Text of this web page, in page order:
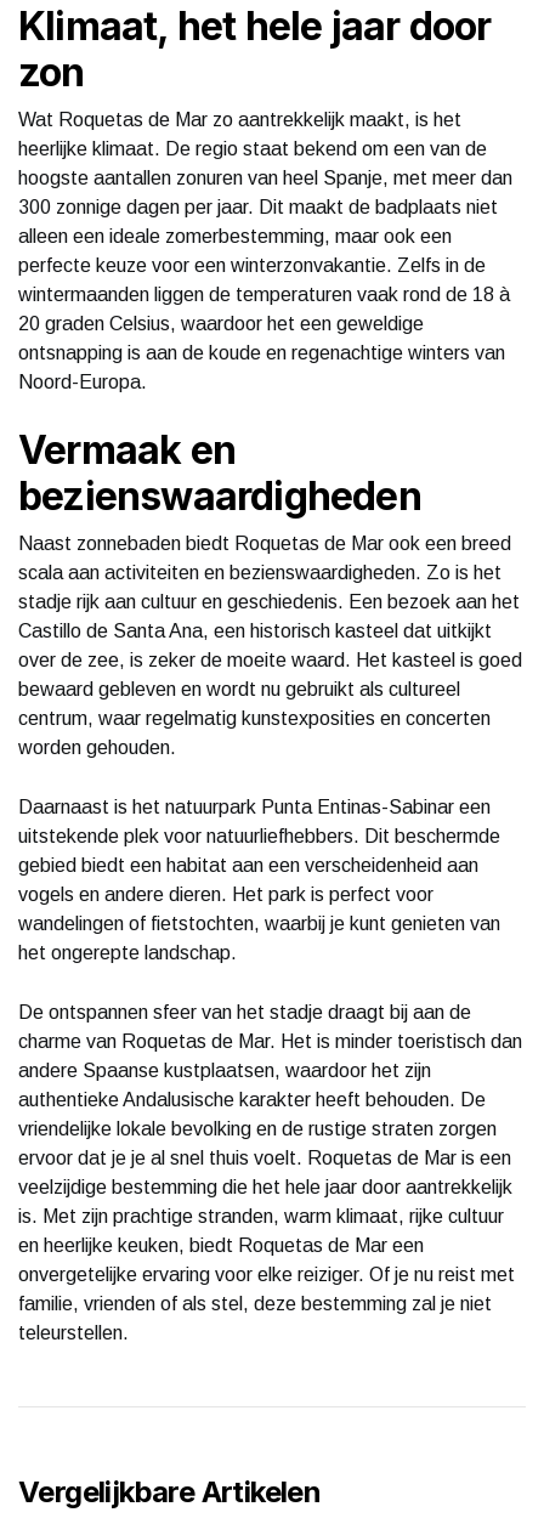
Klimaat, het hele jaar door
zon
Wat Roquetas de Mar zo aantrekkelijk maakt, is het
heerlijke klimaat. De regio staat bekend om een van de
hoogste aantallen zonuren van heel Spanje, met meer dan
300 zonnige dagen per jaar. Dit maakt de badplaats niet
alleen een ideale zomerbestemming, maar ook een
perfecte keuze voor een winterzonvakantie. Zelfs in de
wintermaanden liggen de temperaturen vaak rond de 18 à
20 graden Celsius, waardoor het een geweldige
ontsnapping is aan de koude en regenachtige winters van
Noord-Europa.
Vermaak en
bezienswaardigheden
Naast zonnebaden biedt Roquetas de Mar ook een breed
scala aan activiteiten en bezienswaardigheden. Zo is het
stadje rijk aan cultuur en geschiedenis. Een bezoek aan het
Castillo de Santa Ana, een historisch kasteel dat uitkijkt
over de zee, is zeker de moeite waard. Het kasteel is goed
bewaard gebleven en wordt nu gebruikt als cultureel
centrum, waar regelmatig kunstexposities en concerten
worden gehouden.
Daarnaast is het natuurpark Punta Entinas-Sabinar een
uitstekende plek voor natuurliefhebbers. Dit beschermde
gebied biedt een habitat aan een verscheidenheid aan
vogels en andere dieren. Het park is perfect voor
wandelingen of fietstochten, waarbij je kunt genieten van
het ongerepte landschap.
De ontspannen sfeer van het stadje draagt bij aan de
charme van Roquetas de Mar. Het is minder toeristisch dan
andere Spaanse kustplaatsen, waardoor het zijn
authentieke Andalusische karakter heeft behouden. De
vriendelijke lokale bevolking en de rustige straten zorgen
ervoor dat je je al snel thuis voelt. Roquetas de Mar is een
veelzijdige bestemming die het hele jaar door aantrekkelijk
is. Met zijn prachtige stranden, warm klimaat, rijke cultuur
en heerlijke keuken, biedt Roquetas de Mar een
onvergetelijke ervaring voor elke reiziger. Of je nu reist met
familie, vrienden of als stel, deze bestemming zal je niet
teleurstellen.
Vergelijkbare Artikelen